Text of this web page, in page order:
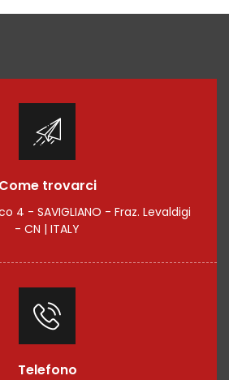
Come trovarci
4 - SAVIGLIANO - Fraz. Levaldigi
- CN | ITALY
Telefono